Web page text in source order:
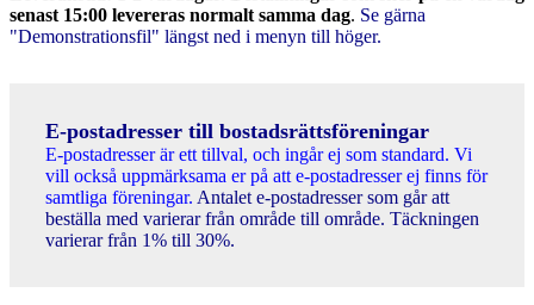
senast 15:00 levereras normalt samma dag. Se gärna
"Demonstrationsfil" längst ned i menyn till höger.
E-postadresser till bostadsrättsföreningar
E-postadresser är ett tillval, och ingår ej som standard. Vi
vill också uppmärksama er på att e-postadresser ej finns för
samtliga föreningar. Antalet e-postadresser som går att
beställa med varierar från område till område. Täckningen
varierar från 1% till 30%.